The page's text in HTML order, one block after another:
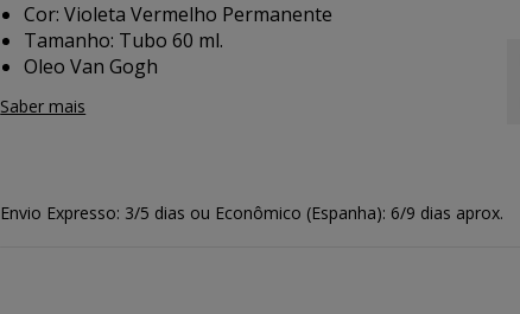
Cor: Violeta Vermelho Permanente
Tamanho: Tubo 60 ml.
Oleo Van Gogh
Saber mais
Envio Expresso: 3/5 dias ou Econômico (Espanha): 6/9 dias aprox.